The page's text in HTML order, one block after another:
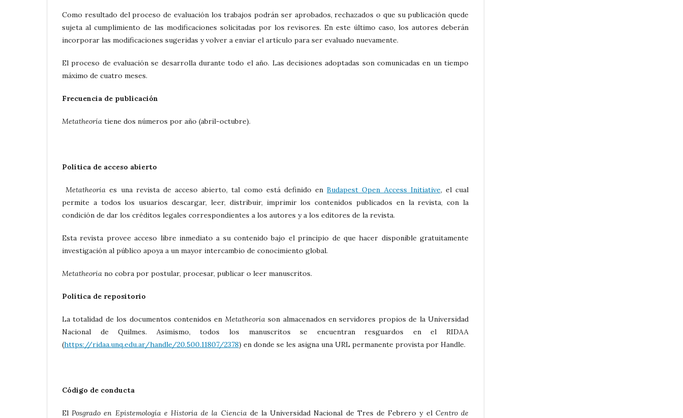
Como resultado del proceso de evaluación los trabajos podrán ser aprobados, rechazados o que su publicación quede
sujeta al cumplimiento de las modificaciones solicitadas por los revisores. En este último caso, los autores deberán
incorporar las modificaciones sugeridas y volver a enviar el artículo para ser evaluado nuevamente.
El proceso de evaluación se desarrolla durante todo el año. Las decisiones adoptadas son comunicadas en un tiempo
máximo de cuatro meses.
Frecuencia de publicación
Metatheoría tiene dos números por año (abril-octubre).
Política de acceso abierto
Metatheoria es una revista de acceso abierto, tal como está definido enBudapest Open Access Initiative, el cual
permite a todos los usuarios descargar, leer, distribuir, imprimir los contenidos publicados en la revista, con la
condición de dar los créditos legales correspondientes a los autores y a los editores de la revista.
Esta revista provee acceso libre inmediato a su contenido bajo el principio de que hacer disponible gratuitamente
investigación al público apoya a un mayor intercambio de conocimiento global.
Metatheoria no cobra por postular, procesar, publicar o leer manuscritos.
Política de repositorio
La totalidad de los documentos contenidos en Metatheoriason almacenados en servidores propios de la Universidad
Nacional de Quilmes. Asimismo, todos los manuscritos se encuentran resguardos en el RIDAA
(https://ridaa.unq.edu.ar/handle/20.500.11807/2378) en donde se les asigna una URL permanente provista por Handle.
Código de conducta
ElPosgrado en Epistemología e Historia de la Cienciade la Universidad Nacional de Tres de Febrero y el Centro de